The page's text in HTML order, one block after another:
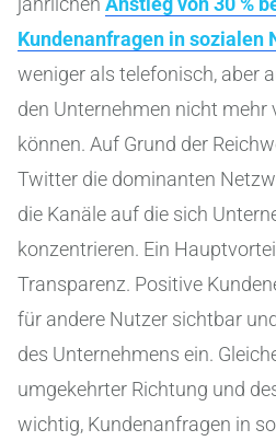
Kundenanfragen in sozialen
weniger als telefonisch, aber
den Unternehmen nicht mehr
können. Auf Grund der
Twitter die dominanten
die Kanäle auf die sich
konzentrieren. Ein
Transparenz. Positive
für andere Nutzer sichtbar
des Unternehmens ein.
umgekehrter Richtung und
wichtig, Kundenanfragen in